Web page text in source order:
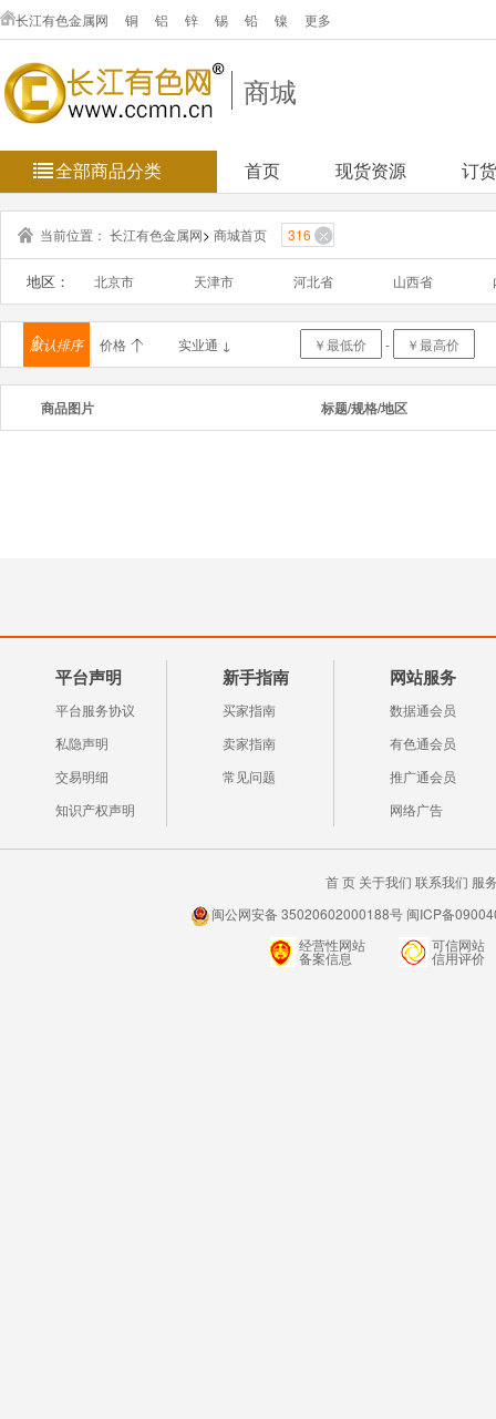
长江有色金属网 铜 铝 锌 锡 铅 镍 更多
商城
全部商品分类 首页 现货资源 订
当前位置： 长江有色金属网> 商城首页 316
地区： 北京市 天津市 河北省 山西省
浙江省 安徽省 福建省 江西省
海南省 重庆市 四川省 贵州省
澳门
默认排序 价格 实业通 ↓ -
商品图片 标题/规格/地区
平台声明
平台服务协议
私隐声明
交易明细
知识产权声明
新手指南
买家指南
卖家指南
常见问题
网站服务
数据通会员
有色通会员
推广通会员
网络广告
首 页 关于我们 联系我们 服
闽公网安备 35020602000188号 闽ICP备
经营性网站
备案信息
可信网站
信用评价